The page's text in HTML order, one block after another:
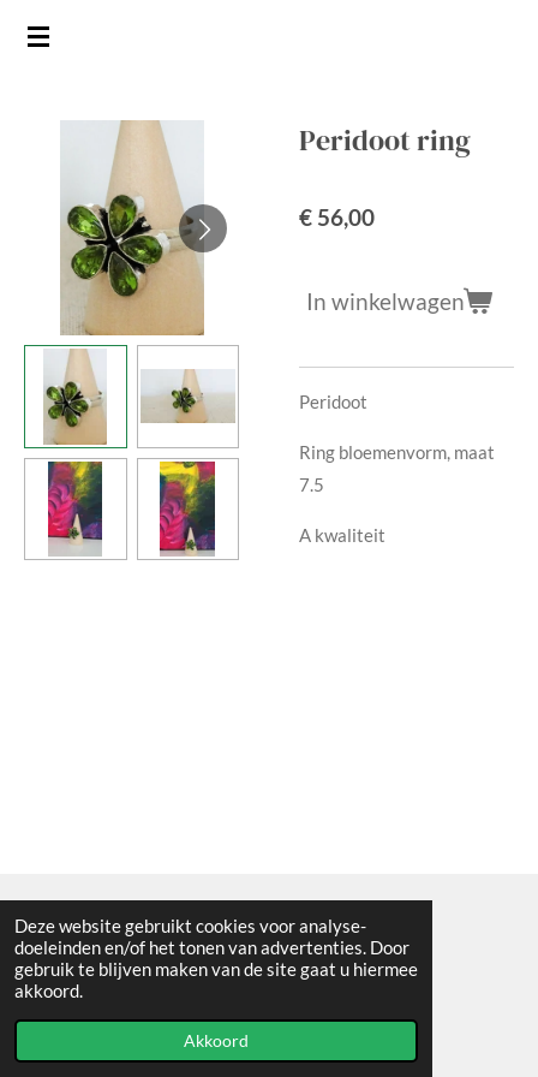
Deze website gebruikt cookies voor analyse-
doeleinden en/of het tonen van advertenties. Door
gebruik te blijven maken van de site gaat u hiermee
akkoord.
Akkoord
Ga
hoofdinhoud
Peridoot ring
€ 56,00
In winkelwagen
Peridoot
Ring bloemenvorm, maat
7.5
A kwaliteit
Algemene voorwaarden
© 2021 - RC en mineralenshop Het vlinderpad